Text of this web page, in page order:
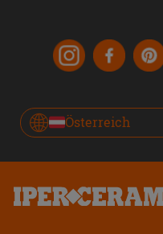
Österreich